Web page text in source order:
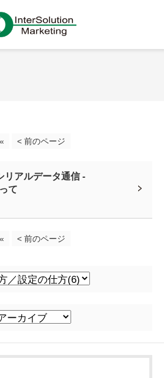
« < 前のページ
リアルデータ通信 -
て
« < 前のページ